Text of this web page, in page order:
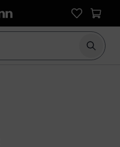
Suche